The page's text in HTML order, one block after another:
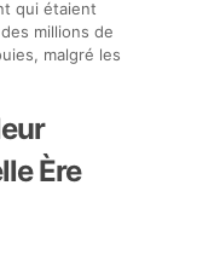
qui étaient
millions de
malgré les
Ère